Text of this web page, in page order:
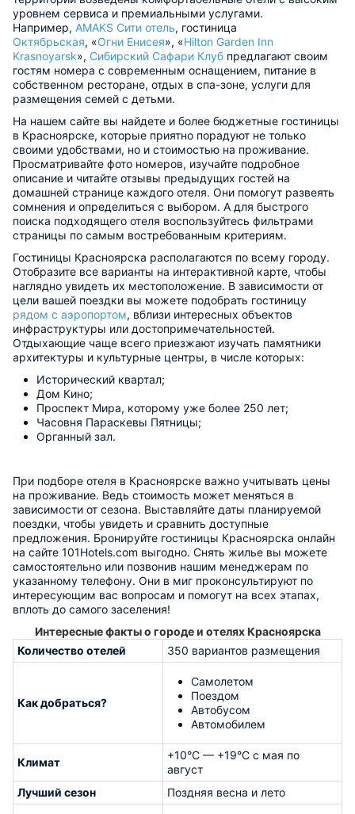
уровнем сервиса и премиальными услугами.
Например, AMAKS Сити отель, гостиница
Октябрьская, «Огни Енисея», «Hilton Garden Inn
Krasnoyarsk», Сибирский Сафари Клуб предлагают своим
гостям номера с современным оснащением, питание в
собственном ресторане, отдых в спа-зоне, услуги для
размещения семей с детьми.
На нашем сайте вы найдете и более бюджетные гостиницы
в Красноярске, которые приятно порадуют не только
своими удобствами, но и стоимостью на проживание.
Просматривайте фото номеров, изучайте подробное
описание и читайте отзывы предыдущих гостей на
домашней странице каждого отеля. Они помогут развеять
сомнения и определиться с выбором. А для быстрого
поиска подходящего отеля воспользуйтесь фильтрами
страницы по самым востребованным критериям.
Гостиницы Красноярска располагаются по всему городу.
Отобразите все варианты на интерактивной карте, чтобы
наглядно увидеть их местоположение. В зависимости от
цели вашей поездки вы можете подобрать гостиницу
рядом с аэропортом, вблизи интересных объектов
инфраструктуры или достопримечательностей.
Отдыхающие чаще всего приезжают изучать памятники
архитектуры и культурные центры, в числе которых:
Исторический квартал;
Дом Кино;
Проспект Мира, которому уже более 250 лет;
Часовня Параскевы Пятницы;
Органный зал.
При подборе отеля в Красноярске важно учитывать цены
на проживание. Ведь стоимость может меняться в
зависимости от сезона. Выставляйте даты планируемой
поездки, чтобы увидеть и сравнить доступные
предложения. Бронируйте гостиницы Красноярска онлайн
на сайте 101Hotels.com выгодно. Снять жилье вы можете
самостоятельно или позвонив нашим менеджерам по
указанному телефону. Они в миг проконсультируют по
интересующим вас вопросам и помогут на всех этапах,
вплоть до самого заселения!
Интересные факты о городе и отелях Красноярска
Количество отелей
350 вариантов размещения
Как добраться?
Самолетом
Поездом
Автобусом
Автомобилем
Климат
+10°С — +19°С с мая по
август
Лучший сезон
Поздняя весна и лето